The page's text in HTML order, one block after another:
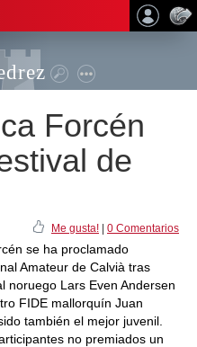
Forcén
de
Me gusta! 0 Comentarios
se ha proclamado
Amateur de Calvià tras
noruego Lars Even Andersen
FIDE mallorquín Juan
también el mejor juvenil.
no premiados un